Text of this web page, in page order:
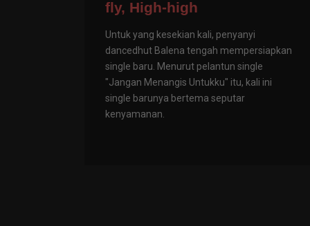
fly, High-high
Untuk yang kesekian kali, penyanyi
dancedhut Balena tengah mempersiapkan
single baru. Menurut pelantun single
"Jangan Menangis Untukku" itu, kali ini
single barunya bertema seputar
kenyamanan.